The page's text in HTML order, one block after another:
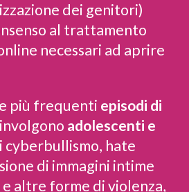
dei genitori)
al trattamento
necessari ad aprire
più frequenti episodi di
adolescenti e
cyberbullismo, hate
di immagini intime
e altre forme di violenza,